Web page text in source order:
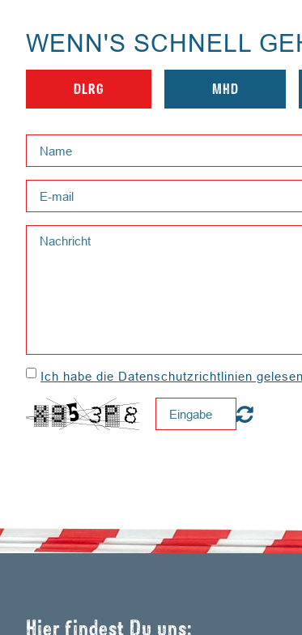
WENN'S SCHNELL
DLRG
Ich habe die Datenschutzrichtlinien
MHD
Hier findest Du uns: